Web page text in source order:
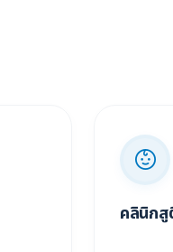
คลินิกสู